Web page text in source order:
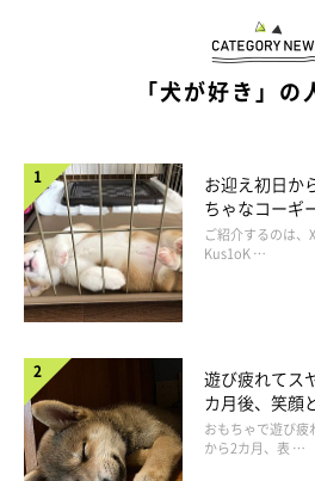
そんな視線に負けずに食べますけどね
わんこの視線が痛いのは辛いです…
わんこの目線
「犬が好き」の
お迎え初日か
ちゃなコーギ
コ“コーギース
長！
ご紹介するのは
Kus1oK …
遊び疲れてス
カ月後、笑顔
成長！
おもちゃで遊び
から2カ月、表 …